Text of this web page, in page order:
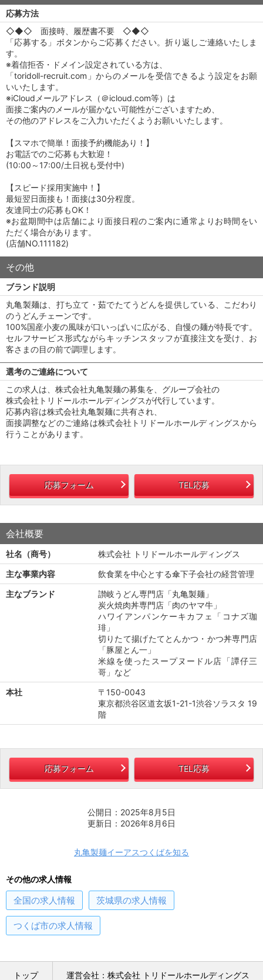
応募方法
◇◆◇ 面接時、履歴書不要 ◇◆◇
「応募する」ボタンからご応募ください。折り返しご連絡いたしま
す。
※着信拒否・ドメイン設定されている方は、
「toridoll-recruit.com」からのメールを受信できるよう設定をお願
いいたします。
※iCloudメールアドレス（＠icloud.com等）は
面接ご案内のメールが届かない可能性がございますため、
その他のアドレスをご入力いただくようお願いいたします。
【スマホで簡単！面接予約機能あり！】
お電話でのご応募も大歓迎！
(10:00～17:00/土日祝も受付中)
【スピード採用実施中！】
最短翌日面接も！面接は30分程度。
友達同士の応募もOK！
※お盆期間中は店舗により面接日程のご案内に通常よりお時間をい
ただく場合があります。
(店舗NO.111182)
その他
ブランド説明
丸亀製麺は、打ち立て・茹でたてうどんを提供している、こだわり
のうどんチェーンです。
100%国産小麦の風味が口いっぱいに広がる、自慢の麺が特長です。
セルフサービス形式ながらキッチンスタッフが直接注文を受け、お
客さまの目の前で調理します。
選考のご連絡について
この求人は、株式会社丸亀製麺の募集を、グループ会社の
株式会社トリドールホールディングスが代行しています。
応募内容は株式会社丸亀製麺に共有され、
面接調整などのご連絡は株式会社トリドールホールディングスから
行うことがあります。
応募フォーム TEL応募
会社概要
社名（商号）
株式会社 トリドールホールディングス
主な事業内容
飲食業を中心とする傘下子会社の経営管理
主なブランド
讃岐うどん専門店「丸亀製麺」
炭火焼肉丼専門店「肉のヤマ牛」
ハワイアンパンケーキカフェ「コナズ珈
琲」
切りたて揚げたてとんかつ・かつ丼専門店
「豚屋とん一」
米線を使ったスープヌードル店「譚仔三
哥」など
本社
〒150-0043
東京都渋谷区道玄坂1-21-1渋谷ソラスタ 19
階
応募フォーム TEL応募
公開日：2025年8月5日
更新日：2026年8月6日
丸亀製麺イーアスつくばを知る
その他の求人情報
全国の求人情報 茨城県の求人情報
つくば市の求人情報
トップ 運営会社：株式会社 トリドールホールディングス